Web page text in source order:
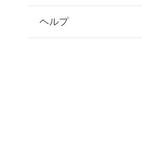
ヘルプ